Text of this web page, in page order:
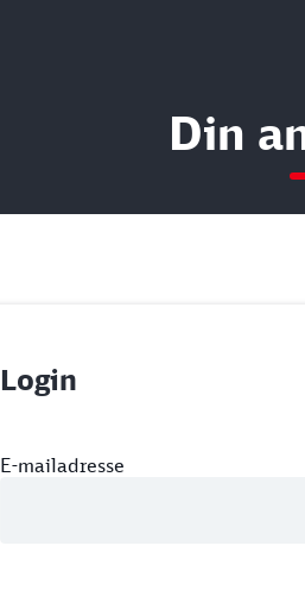
Din
Login
E-mailadresse